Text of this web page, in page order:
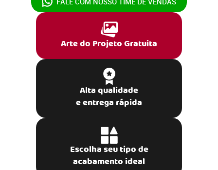
Arte do Projeto Gratuita
Alta qualidade
e entrega rápida
Escolha seu tipo de
acabamento ideal